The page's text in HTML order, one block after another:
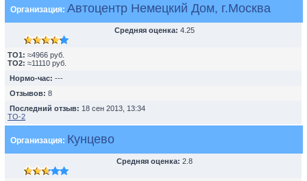
Организация: Автоцентр Немецкий Дом, г.Москва
Средняя оценка: 4.25
TO1: ≈4966 руб.
TO2: ≈11110 руб.
Нормо-час: ---
Отзывов: 8
Последний отзыв: 18 сен 2013, 13:34
TO-2
Организация: Кунцево
Средняя оценка: 2.8